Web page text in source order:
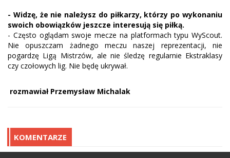
- Widzę, że nie należysz do piłkarzy, którzy po wykonaniu
swoich obowiązków jeszcze interesują się piłką.
- Często oglądam swoje mecze na platformach typu WyScout.
Nie opuszczam żadnego meczu naszej reprezentacji, nie
pogardzę Ligą Mistrzów, ale nie śledzę regularnie Ekstraklasy
czy czołowych lig. Nie będę ukrywał.
rozmawiał Przemysław Michalak
KOMENTARZE